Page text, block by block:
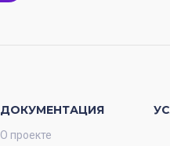
ДОКУМЕНТАЦИЯ
О проекте